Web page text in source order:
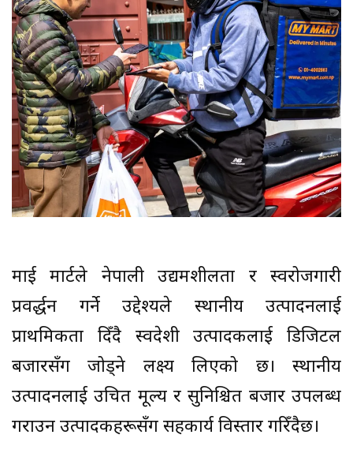
माई मार्टले नेपाली उद्यमशीलता र स्वरोजगारी
प्रवर्द्धन गर्ने उद्देश्यले स्थानीय उत्पादनलाई
प्राथमिकता दिँदै स्वदेशी उत्पादकलाई डिजिटल
बजारसँग जोड्ने लक्ष्य लिएको छ। स्थानीय
उत्पादनलाई उचित मूल्य र सुनिश्चित बजार उपलब्ध
गराउन उत्पादकहरूसँग सहकार्य विस्तार गरिँदैछ।